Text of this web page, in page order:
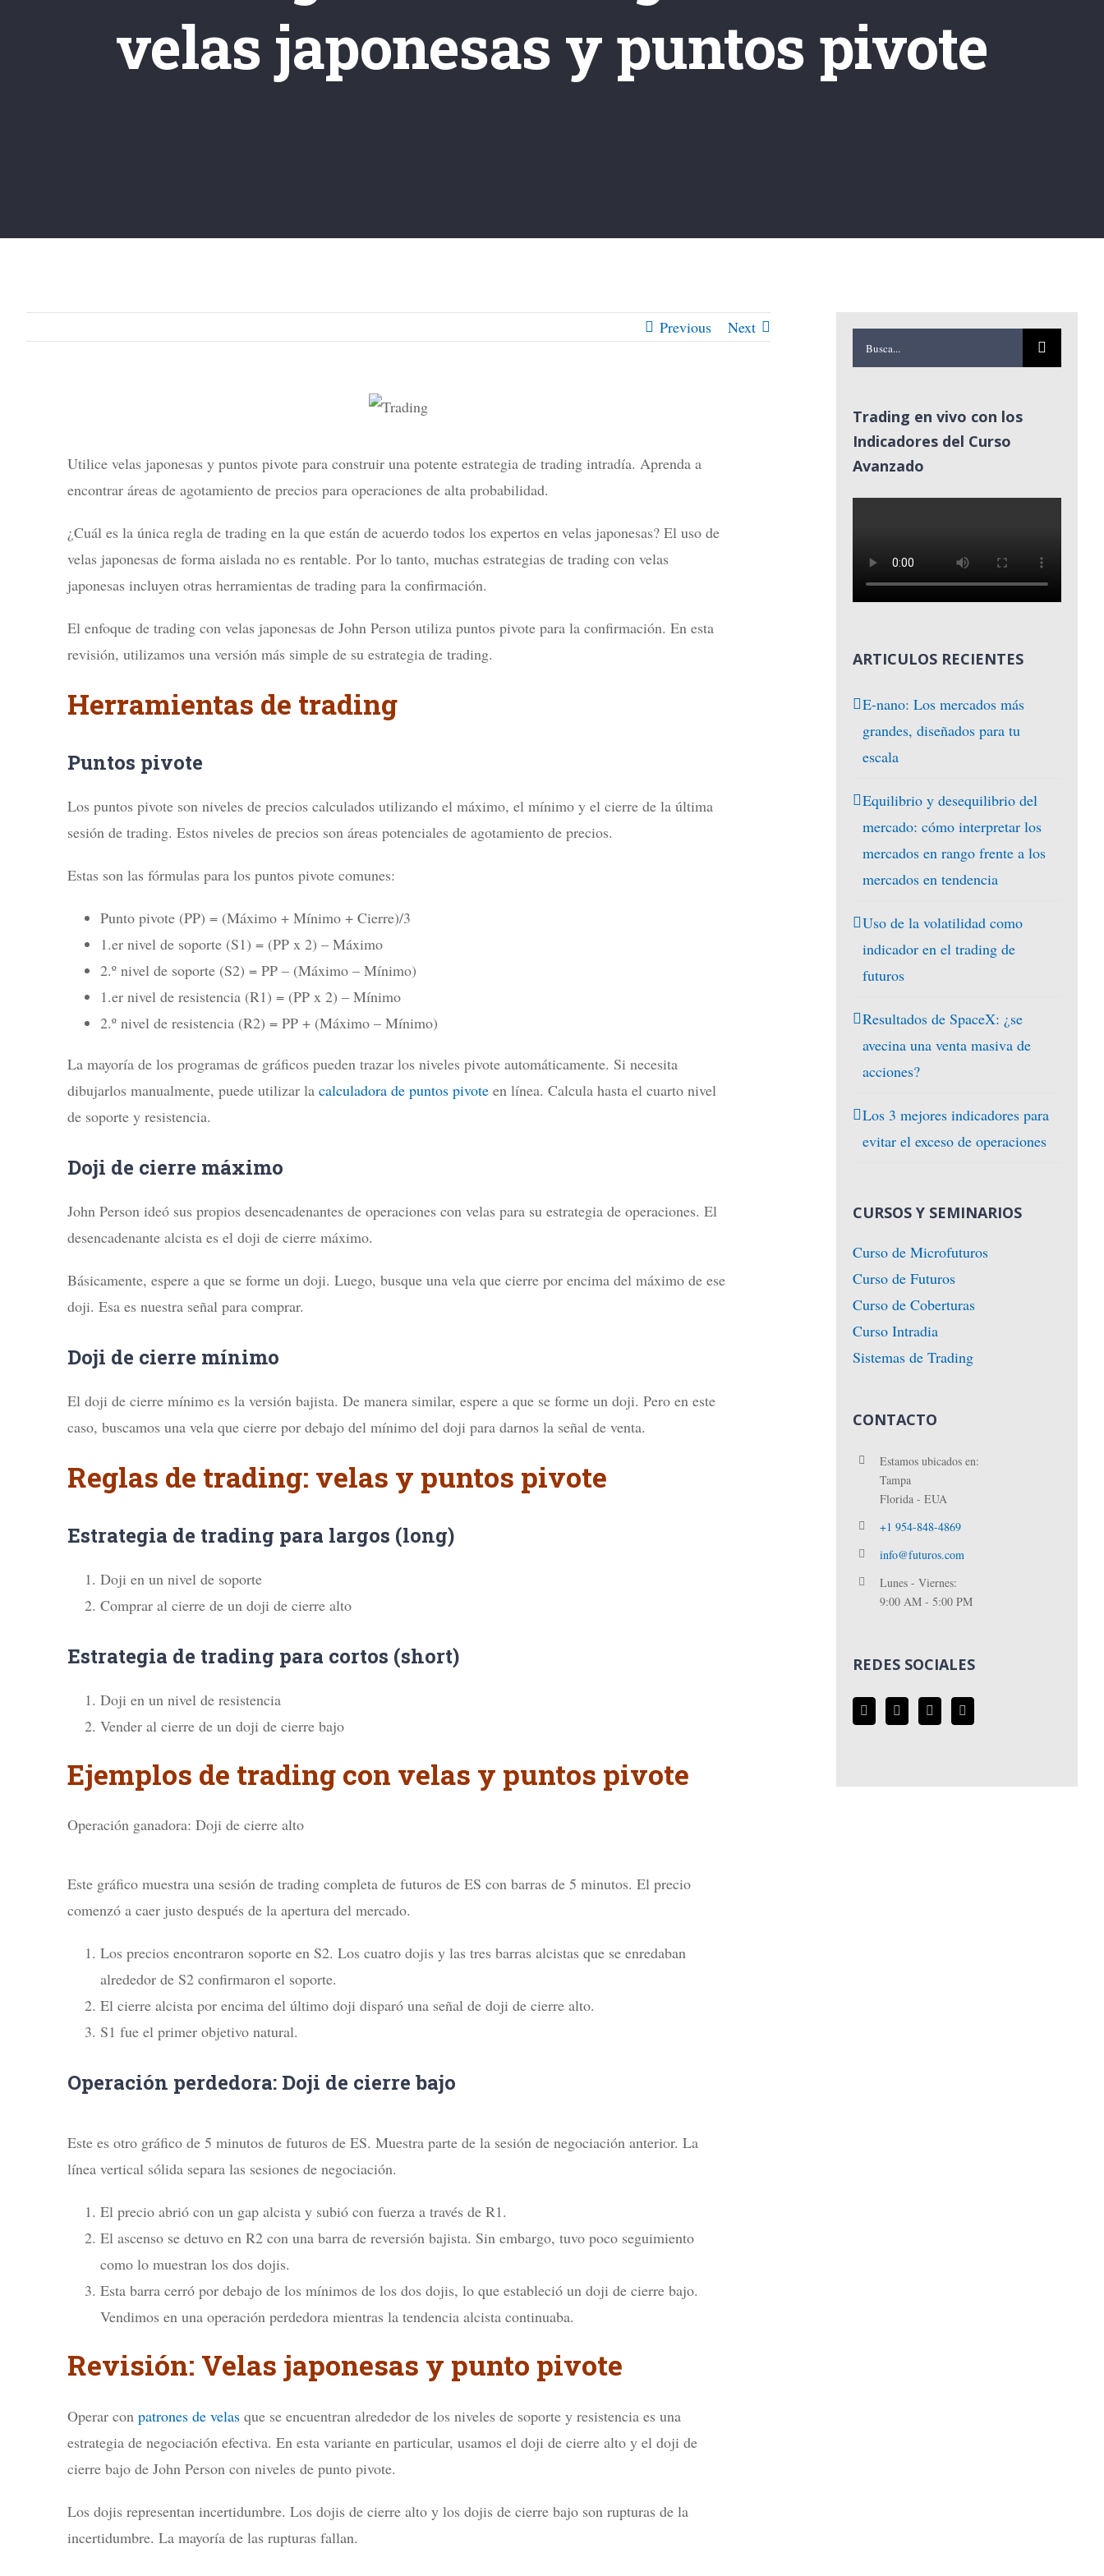
velas japonesas y puntos pivote
Previous Next
Utilice velas japonesas y puntos pivote para construir una potente estrategia de trading intradía. Aprenda a
encontrar áreas de agotamiento de precios para operaciones de alta probabilidad.
¿Cuál es la única regla de trading en la que están de acuerdo todos los expertos en velas japonesas? El uso de
velas japonesas de forma aislada no es rentable. Por lo tanto, muchas estrategias de trading con velas
japonesas incluyen otras herramientas de trading para la confirmación.
El enfoque de trading con velas japonesas de John Person utiliza puntos pivote para la confirmación. En esta
revisión, utilizamos una versión más simple de su estrategia de trading.
Herramientas de trading
Puntos pivote
Los puntos pivote son niveles de precios calculados utilizando el máximo, el mínimo y el cierre de la última
sesión de trading. Estos niveles de precios son áreas potenciales de agotamiento de precios.
Estas son las fórmulas para los puntos pivote comunes:
Punto pivote (PP) = (Máximo + Mínimo + Cierre)/3
1.er nivel de soporte (S1) = (PP x 2) – Máximo
2.º nivel de soporte (S2) = PP – (Máximo – Mínimo)
1.er nivel de resistencia (R1) = (PP x 2) – Mínimo
2.º nivel de resistencia (R2) = PP + (Máximo – Mínimo)
La mayoría de los programas de gráficos pueden trazar los niveles pivote automáticamente. Si necesita
dibujarlos manualmente, puede utilizar la calculadora de puntos pivote en línea. Calcula hasta el cuarto nivel
de soporte y resistencia.
Doji de cierre máximo
John Person ideó sus propios desencadenantes de operaciones con velas para su estrategia de operaciones. El
desencadenante alcista es el doji de cierre máximo.
Básicamente, espere a que se forme un doji. Luego, busque una vela que cierre por encima del máximo de ese
doji. Esa es nuestra señal para comprar.
Doji de cierre mínimo
El doji de cierre mínimo es la versión bajista. De manera similar, espere a que se forme un doji. Pero en este
caso, buscamos una vela que cierre por debajo del mínimo del doji para darnos la señal de venta.
Reglas de trading: velas y puntos pivote
Estrategia de trading para largos (long)
Doji en un nivel de soporte
Comprar al cierre de un doji de cierre alto
Estrategia de trading para cortos (short)
Doji en un nivel de resistencia
Vender al cierre de un doji de cierre bajo
Ejemplos de trading con velas y puntos pivote
Operación ganadora: Doji de cierre alto
Este gráfico muestra una sesión de trading completa de futuros de ES con barras de 5 minutos. El precio
comenzó a caer justo después de la apertura del mercado.
Los precios encontraron soporte en S2. Los cuatro dojis y las tres barras alcistas que se enredaban
alrededor de S2 confirmaron el soporte.
El cierre alcista por encima del último doji disparó una señal de doji de cierre alto.
S1 fue el primer objetivo natural.
Operación perdedora: Doji de cierre bajo
Este es otro gráfico de 5 minutos de futuros de ES. Muestra parte de la sesión de negociación anterior. La
línea vertical sólida separa las sesiones de negociación.
El precio abrió con un gap alcista y subió con fuerza a través de R1.
El ascenso se detuvo en R2 con una barra de reversión bajista. Sin embargo, tuvo poco seguimiento
como lo muestran los dos dojis.
Esta barra cerró por debajo de los mínimos de los dos dojis, lo que estableció un doji de cierre bajo.
Vendimos en una operación perdedora mientras la tendencia alcista continuaba.
Revisión: Velas japonesas y punto pivote
Operar con patrones de velas que se encuentran alrededor de los niveles de soporte y resistencia es una
estrategia de negociación efectiva. En esta variante en particular, usamos el doji de cierre alto y el doji de
cierre bajo de John Person con niveles de punto pivote.
Los dojis representan incertidumbre. Los dojis de cierre alto y los dojis de cierre bajo son rupturas de la
incertidumbre. La mayoría de las rupturas fallan.
Buscar:
Trading en vivo con los
Indicadores del Curso
Avanzado
ARTICULOS RECIENTES
E-nano: Los mercados más
grandes, diseñados para tu
escala
Equilibrio y desequilibrio del
mercado: cómo interpretar los
mercados en rango frente a los
mercados en tendencia
Uso de la volatilidad como
indicador en el trading de
futuros
Resultados de SpaceX: ¿se
avecina una venta masiva de
acciones?
Los 3 mejores indicadores para
evitar el exceso de operaciones
CURSOS Y SEMINARIOS
Curso de Microfuturos
Curso de Futuros
Curso de Coberturas
Curso Intradia
Sistemas de Trading
CONTACTO
Estamos ubicados en:
Tampa
Florida - EUA
+1 954-848-4869
info@futuros.com
Lunes - Viernes:
9:00 AM - 5:00 PM
REDES SOCIALES